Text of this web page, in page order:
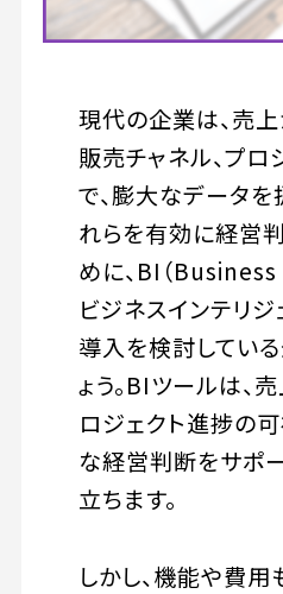
現代の企業は、売上
販売チャネル、プロ
で、膨大なデータを
れらを有効に経営
めに、BI（
ビジネスインテリジ
導入を検討してい
ょう。BIツールは、
ロジェクト進捗の
な経営判断をサポ
立ちます。
しかし、機能や費